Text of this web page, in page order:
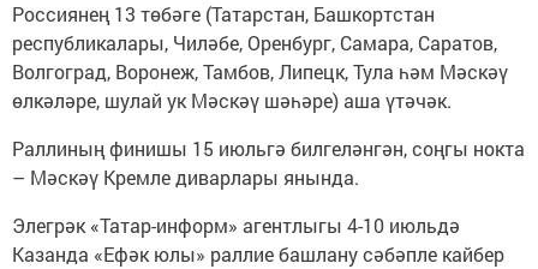
Россиянең 13 төбәге (Татарстан, Башкортстан
республикалары, Чиләбе, Оренбург, Самара, Саратов,
Волгоград, Воронеж, Тамбов, Липецк, Тула һәм Мәскәү
өлкәләре, шулай ук Мәскәү шәһәре) аша үтәчәк.
Раллиның финишы 15 июльгә билгеләнгән, соңгы нокта
– Мәскәү Кремле диварлары янында.
Элегрәк «Татар-информ» агентлыгы 4-10 июльдә
Казанда «Ефәк юлы» раллие башлану сәбәпле кайбер